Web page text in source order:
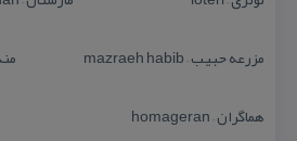
مزرعه حبیب – mazraeh habib مندآباد – mand abad
هماگران – homageran